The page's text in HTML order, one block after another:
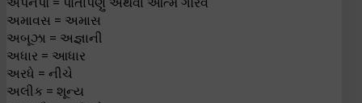
અમાવસ = અમાસ
અબૂઝા = અજ્ઞાની
અધાર = આધાર
અરધે = નીચે
અલીક = શૂન્ય